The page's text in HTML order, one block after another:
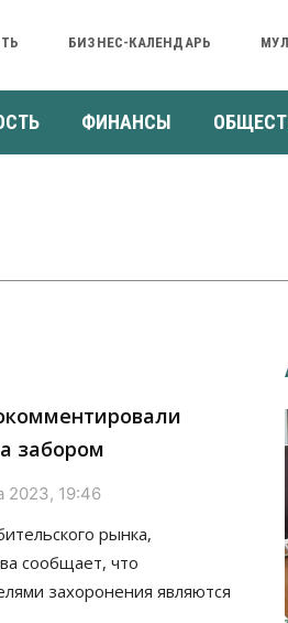
БИЗНЕС-КАЛЕНДАРЬ
ФИНАНСЫ
забором
2023, 19:46
рынка,
сообщает, что
захоронения являются